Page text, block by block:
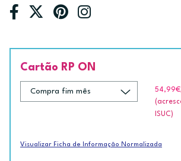
Cartão RP ON
54,99€
ISUC)
Visualizar Ficha de Informação Normalizada